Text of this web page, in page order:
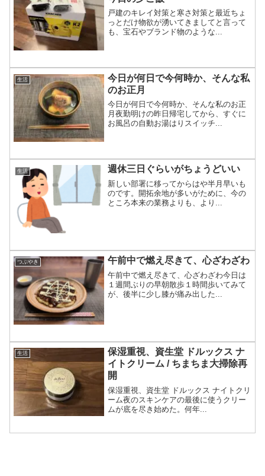
戸建のキレイ対策と寒さ対策と最近ちょ
っとだけ物欲が湧いてきましてと言って
も、宝石やブランド物のような...
生活
今日が何日で今何時か、そんな私
のお正月
今日が何日で今何時か、そんな私のお正
月夜勤明けの昨日帰宅してから、すぐに
お風呂の自動お湯はりスイッチ...
生活 週休三日ぐらいがちょうどいい
新しい部署に移ってからはや半月早いも
のです。開拓余地が多いがために、今の
ところ本来の業務よりも、より...
つぶやき 午前中で燃え尽きて、心ざわざわ
午前中で燃え尽きて、心ざわざわ今日は
１週間ぶりの早朝散歩１時間歩いてみて
が、後半に少し膝が痛み出した...
生活
保湿重視、資生堂 ドルックス ナ
イトクリーム / ちまちま大掃除再
開
保湿重視、資生堂 ドルックス ナイトクリ
ーム夜のスキンケアの最後に使うクリー
ムが底を尽き始めた。何年...